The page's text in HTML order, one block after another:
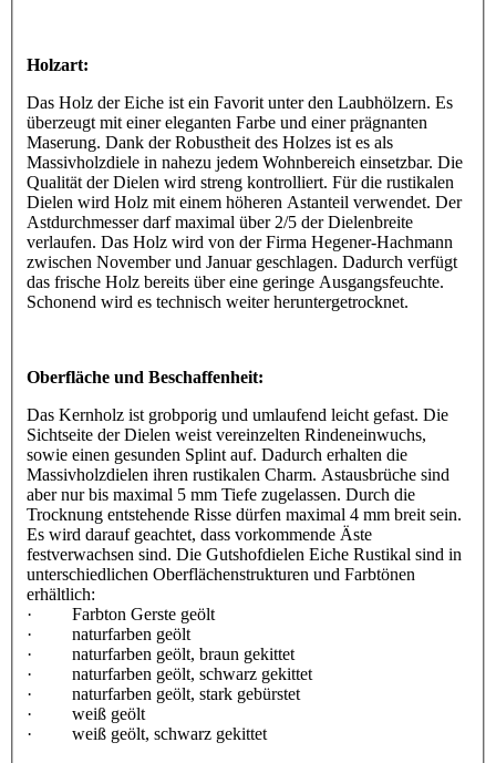
Holzart:
Das Holz der Eiche ist ein Favorit unter den Laubhölzern. Es
überzeugt mit einer eleganten Farbe und einer prägnanten
Maserung. Dank der Robustheit des Holzes ist es als
Massivholzdiele in nahezu jedem Wohnbereich einsetzbar. Die
Qualität der Dielen wird streng kontrolliert. Für die rustikalen
Dielen wird Holz mit einem höheren Astanteil verwendet. Der
Astdurchmesser darf maximal über 2/5 der Dielenbreite
verlaufen. Das Holz wird von der Firma Hegener-Hachmann
zwischen November und Januar geschlagen. Dadurch verfügt
das frische Holz bereits über eine geringe Ausgangsfeuchte.
Schonend wird es technisch weiter heruntergetrocknet.
Oberfläche und Beschaffenheit:
Das Kernholz ist grobporig und umlaufend leicht gefast. Die
Sichtseite der Dielen weist vereinzelten Rindeneinwuchs,
sowie einen gesunden Splint auf. Dadurch erhalten die
Massivholzdielen ihren rustikalen Charm. Astausbrüche sind
aber nur bis maximal 5 mm Tiefe zugelassen. Durch die
Trocknung entstehende Risse dürfen maximal 4 mm breit sein.
Es wird darauf geachtet, dass vorkommende Äste
festverwachsen sind. Die Gutshofdielen Eiche Rustikal sind in
unterschiedlichen Oberflächenstrukturen und Farbtönen
erhältlich:
· Farbton Gerste geölt
· naturfarben geölt
· naturfarben geölt, braun gekittet
· naturfarben geölt, schwarz gekittet
· naturfarben geölt, stark gebürstet
· weiß geölt
· weiß geölt, schwarz gekittet